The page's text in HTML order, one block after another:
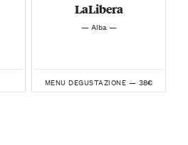
LaLibera
— Alba —
MENU DEGUSTAZIONE — 38€